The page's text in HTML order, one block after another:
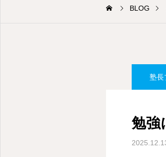
BLOG
塾長
勉強